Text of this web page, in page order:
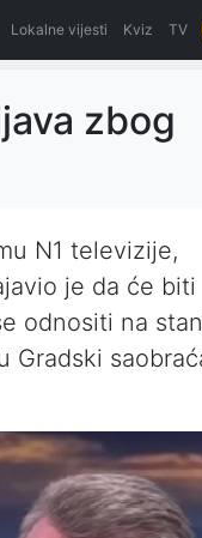
Lokalne vijesti Kviz TV
zbog
N1 televizije,
je da će biti
odnositi na
Gradski